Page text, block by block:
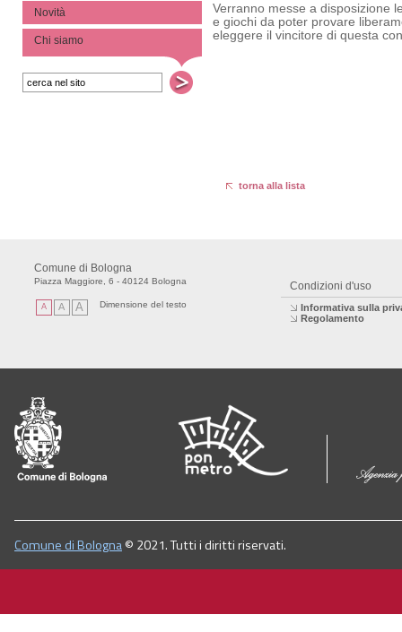
Novità
Chi siamo
Verranno messe a disposizione
e giochi da poter provare
eleggere il vincitore di questa
torna alla lista
Comune di Bologna
Piazza Maggiore, 6 - 40124 Bologna
A A A Dimensione del testo
Condizioni d'uso
Informativa sulla
Regolamento
Comune di Bologna© 2021. Tutti i diritti riservati.